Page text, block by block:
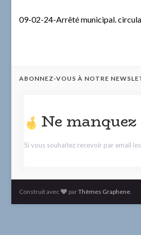
09-02-24-Arrêté municipal.
ABONNEZ-VOUS À NOTRE
Ne
Si vous souhaitez recevoir par email
Construit avec parThèmes Graphene.